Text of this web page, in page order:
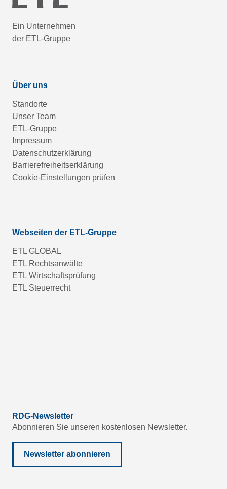
Ein Unternehmen
der ETL-Gruppe
Über uns
Standorte
Unser Team
ETL-Gruppe
Impressum
Datenschutzerklärung
Barrierefreiheitserklärung
Cookie-Einstellungen prüfen
Webseiten der ETL-Gruppe
ETL GLOBAL
ETL Rechtsanwälte
ETL Wirtschaftsprüfung
ETL Steuerrecht
RDG-Newsletter
Abonnieren Sie unseren kostenlosen Newsletter.
Newsletter abonnieren